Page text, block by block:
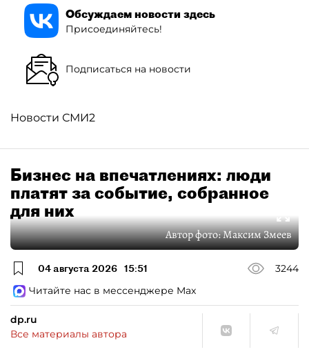
Обсуждаем новости здесь
Присоединяйтесь!
Подписаться на новости
Новости СМИ2
Бизнес на впечатлениях: люди
платят за событие, собранное
для них
Автор фото:Максим Змеев
04 августа 2026 15:51
3244
Читайте нас в мессенджере Max
dp.ru
Все материалы автора